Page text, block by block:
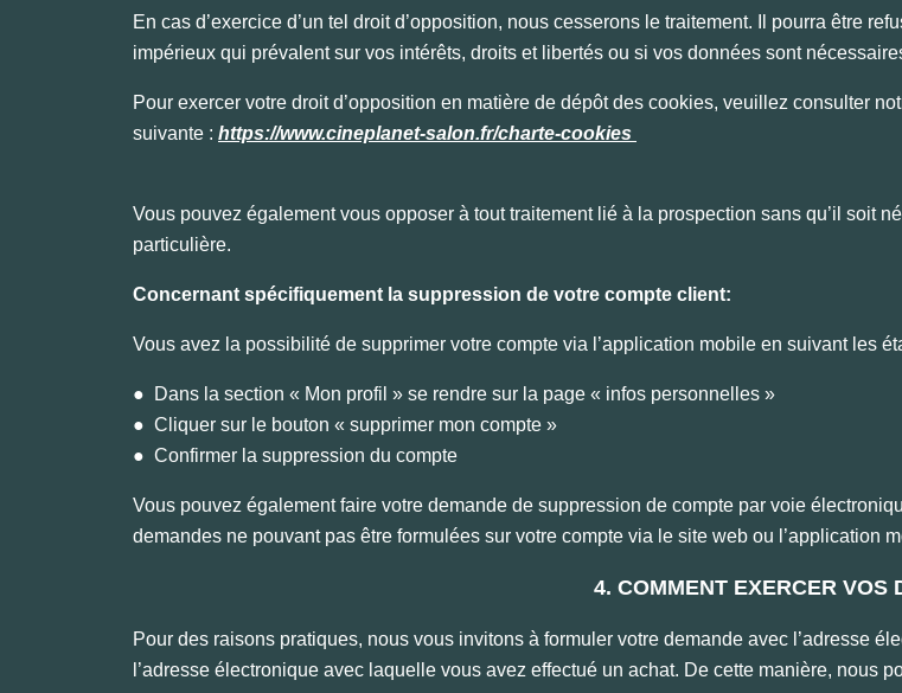
En cas d’exercice d’un tel droit d’opposition, nous cesserons le traitement. Il pourra être
impérieux qui prévalent sur vos intérêts, droits et libertés ou si vos données sont
Pour exercer votre droit d’opposition en matière de dépôt des cookies, veuillez consulter
suivante : https://www.cineplanet-salon.fr/charte-cookies
Vous pouvez également vous opposer à tout traitement lié à la prospection sans qu’il soit
particulière.
Concernant spécifiquement la suppression de votre compte client:
Vous avez la possibilité de supprimer votre compte via l’application mobile en suivant les
● Dans la section « Mon profil » se rendre sur la page « infos personnelles »
● Cliquer sur le bouton « supprimer mon compte »
● Confirmer la suppression du compte
Vous pouvez également faire votre demande de suppression de compte par voie
demandes ne pouvant pas être formulées sur votre compte via le site web ou l’application
4. COMMENT EXERCER VOS
Pour des raisons pratiques, nous vous invitons à formuler votre demande avec l’adresse
l’adresse électronique avec laquelle vous avez effectué un achat. De cette manière, nous